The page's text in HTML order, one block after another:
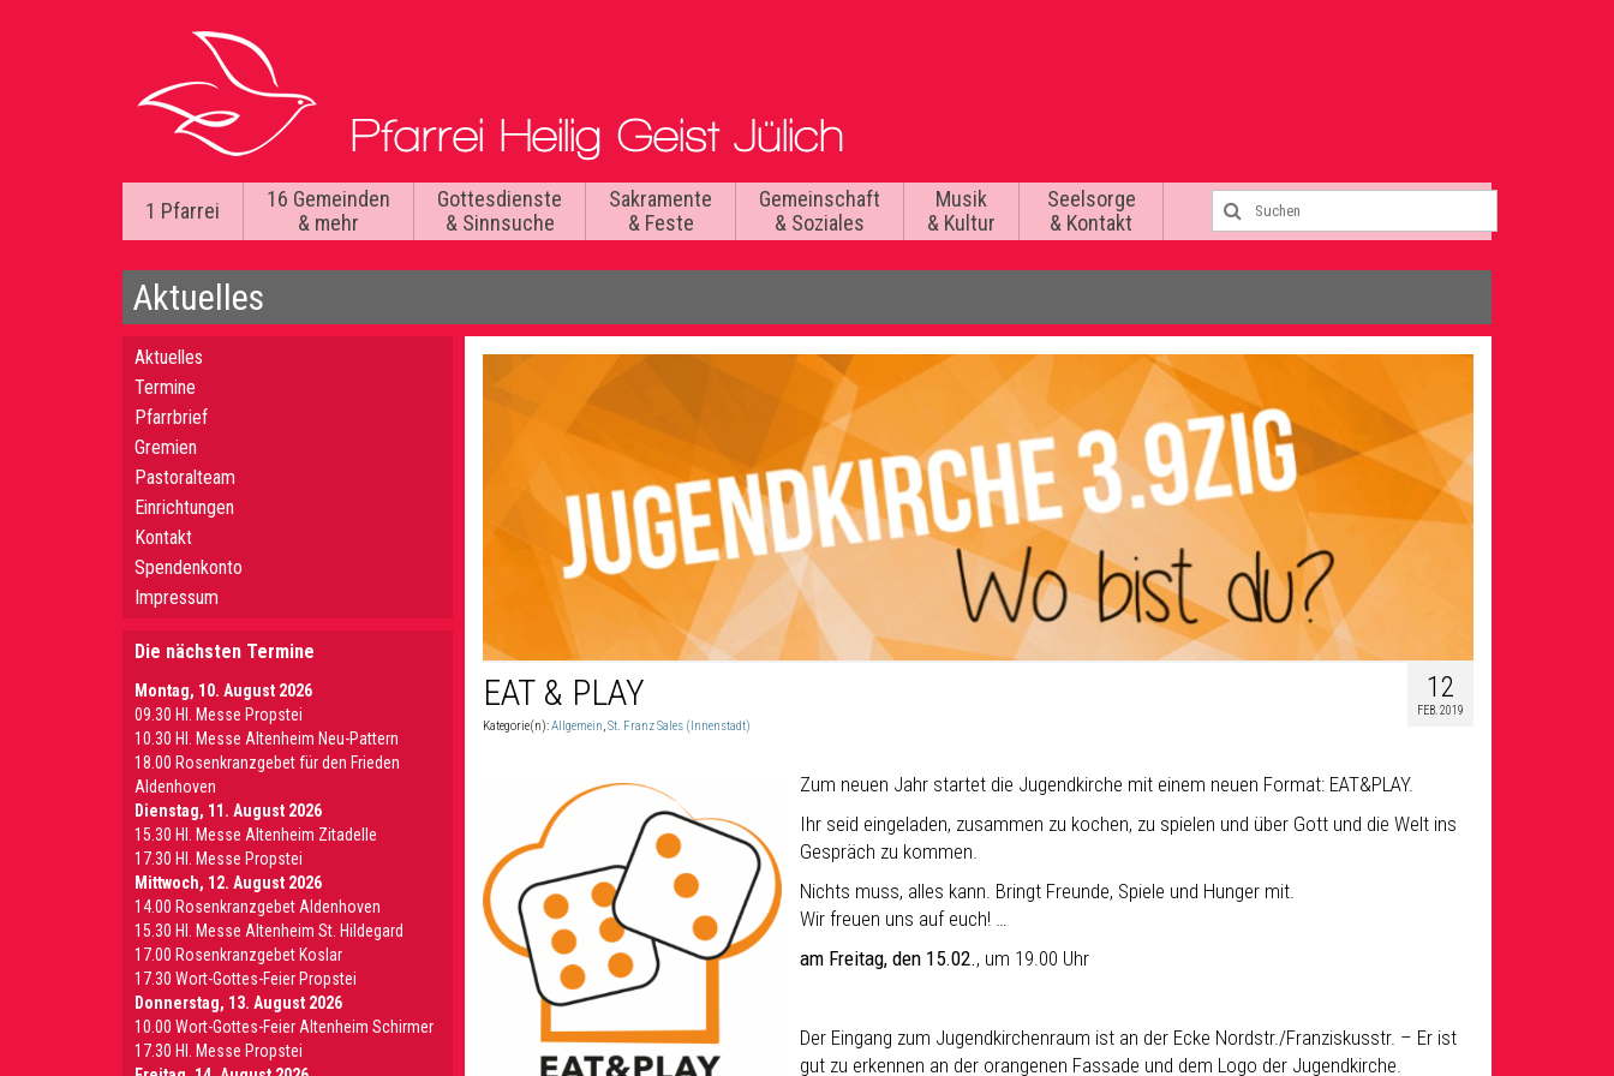
1 Pfarrei
16 Gemeinden
& mehr
Gottesdienste
& Sinnsuche
Sakramente
& Feste
Gemeinschaft
& Soziales
Musik
& Kultur
Seelsorge
& Kontakt
Aktuelles
12
FEB. 2019
EAT & PLAY
Kategorie(n):Allgemein,St. Franz Sales (Innenstadt)
Zum neuen Jahr startet die Jugendkirche mit einem neuen Format: EAT&PLAY.
Ihr seid eingeladen, zusammen zu kochen, zu spielen und über Gott und die Welt ins
Gespräch zu kommen.
Nichts muss, alles kann. Bringt Freunde, Spiele und Hunger mit.
Wir freuen uns auf euch! …
am Freitag, den 15.02., um 19.00 Uhr
Der Eingang zum Jugendkirchenraum ist an der Ecke Nordstr./Franziskusstr. – Er ist
gut zu erkennen an der orangenen Fassade und dem Logo der Jugendkirche.
Aktuelles
Termine
Pfarrbrief
Gremien
Pastoralteam
Einrichtungen
Kontakt
Spendenkonto
Impressum
Die nächsten Termine
Montag, 10. August 2026
09.30 Hl. Messe Propstei
10.30 Hl. Messe Altenheim Neu-Pattern
18.00 Rosenkranzgebet für den Frieden
Aldenhoven
Dienstag, 11. August 2026
15.30 Hl. Messe Altenheim Zitadelle
17.30 Hl. Messe Propstei
Mittwoch, 12. August 2026
14.00 Rosenkranzgebet Aldenhoven
15.30 Hl. Messe Altenheim St. Hildegard
17.00 Rosenkranzgebet Koslar
17.30 Wort-Gottes-Feier Propstei
Donnerstag, 13. August 2026
10.00 Wort-Gottes-Feier Altenheim Schirmer
17.30 Hl. Messe Propstei